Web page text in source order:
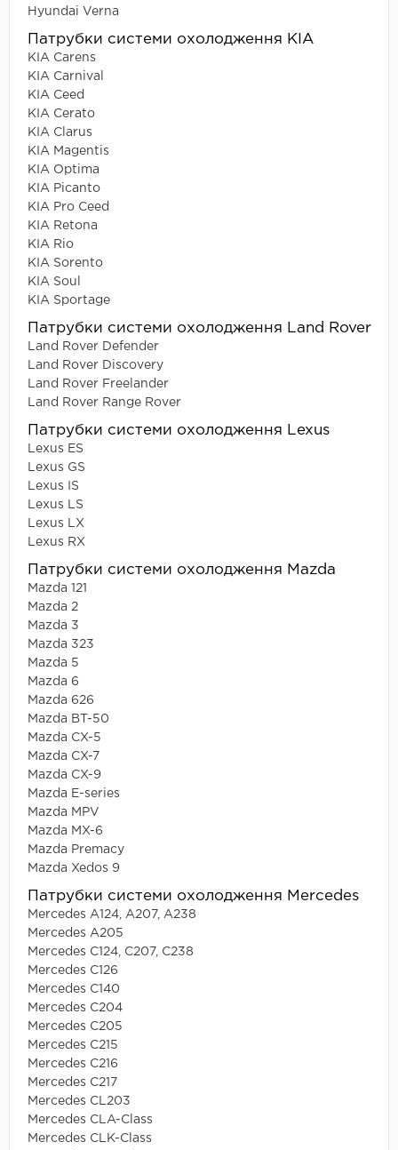
Hyundai Verna
Патрубки системи охолодження KIA
KIA Carens
KIA Carnival
KIA Ceed
KIA Cerato
KIA Clarus
KIA Magentis
KIA Optima
KIA Picanto
KIA Pro Ceed
KIA Retona
KIA Rio
KIA Sorento
KIA Soul
KIA Sportage
Патрубки системи охолодження Land Rover
Land Rover Defender
Land Rover Discovery
Land Rover Freelander
Land Rover Range Rover
Патрубки системи охолодження Lexus
Lexus ES
Lexus GS
Lexus IS
Lexus LS
Lexus LX
Lexus RX
Патрубки системи охолодження Mazda
Mazda 121
Mazda 2
Mazda 3
Mazda 323
Mazda 5
Mazda 6
Mazda 626
Mazda BT-50
Mazda CX-5
Mazda CX-7
Mazda CX-9
Mazda E-series
Mazda MPV
Mazda MX-6
Mazda Premacy
Mazda Xedos 9
Патрубки системи охолодження Mercedes
Mercedes A124, A207, A238
Mercedes A205
Mercedes C124, C207, C238
Mercedes C126
Mercedes C140
Mercedes C204
Mercedes C205
Mercedes C215
Mercedes C216
Mercedes C217
Mercedes CL203
Mercedes CLA-Class
Mercedes CLK-Class